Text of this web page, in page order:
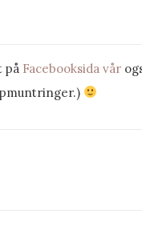
på Facebooksida vår